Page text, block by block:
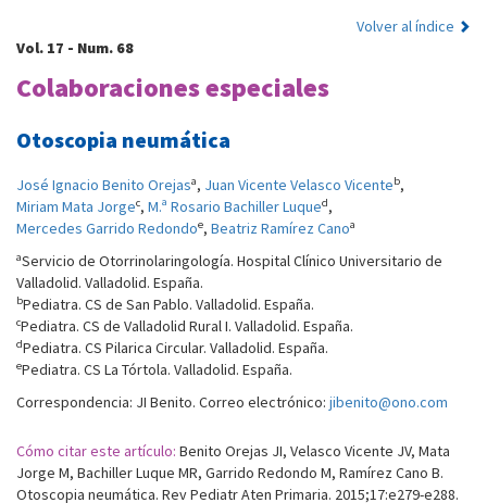
Volver al índice
Vol. 17 - Num. 68
Colaboraciones especiales
Otoscopia neumática
José Ignacio Benito Orejasa, Juan Vicente Velasco Vicenteb,
Miriam Mata Jorgec, M.ª Rosario Bachiller Luqued,
Mercedes Garrido Redondoe, Beatriz Ramírez Canoa
aServicio de Otorrinolaringología. Hospital Clínico Universitario de
Valladolid. Valladolid. España.
bPediatra. CS de San Pablo. Valladolid. España.
cPediatra. CS de Valladolid Rural I. Valladolid. España.
dPediatra. CS Pilarica Circular. Valladolid. España.
ePediatra. CS La Tórtola. Valladolid. España.
Correspondencia: JI Benito. Correo electrónico: jibenito@ono.com
Cómo citar este artículo: Benito Orejas JI, Velasco Vicente JV, Mata
Jorge M, Bachiller Luque MR, Garrido Redondo M, Ramírez Cano B.
Otoscopia neumática. Rev Pediatr Aten Primaria. 2015;17:e279-e288.